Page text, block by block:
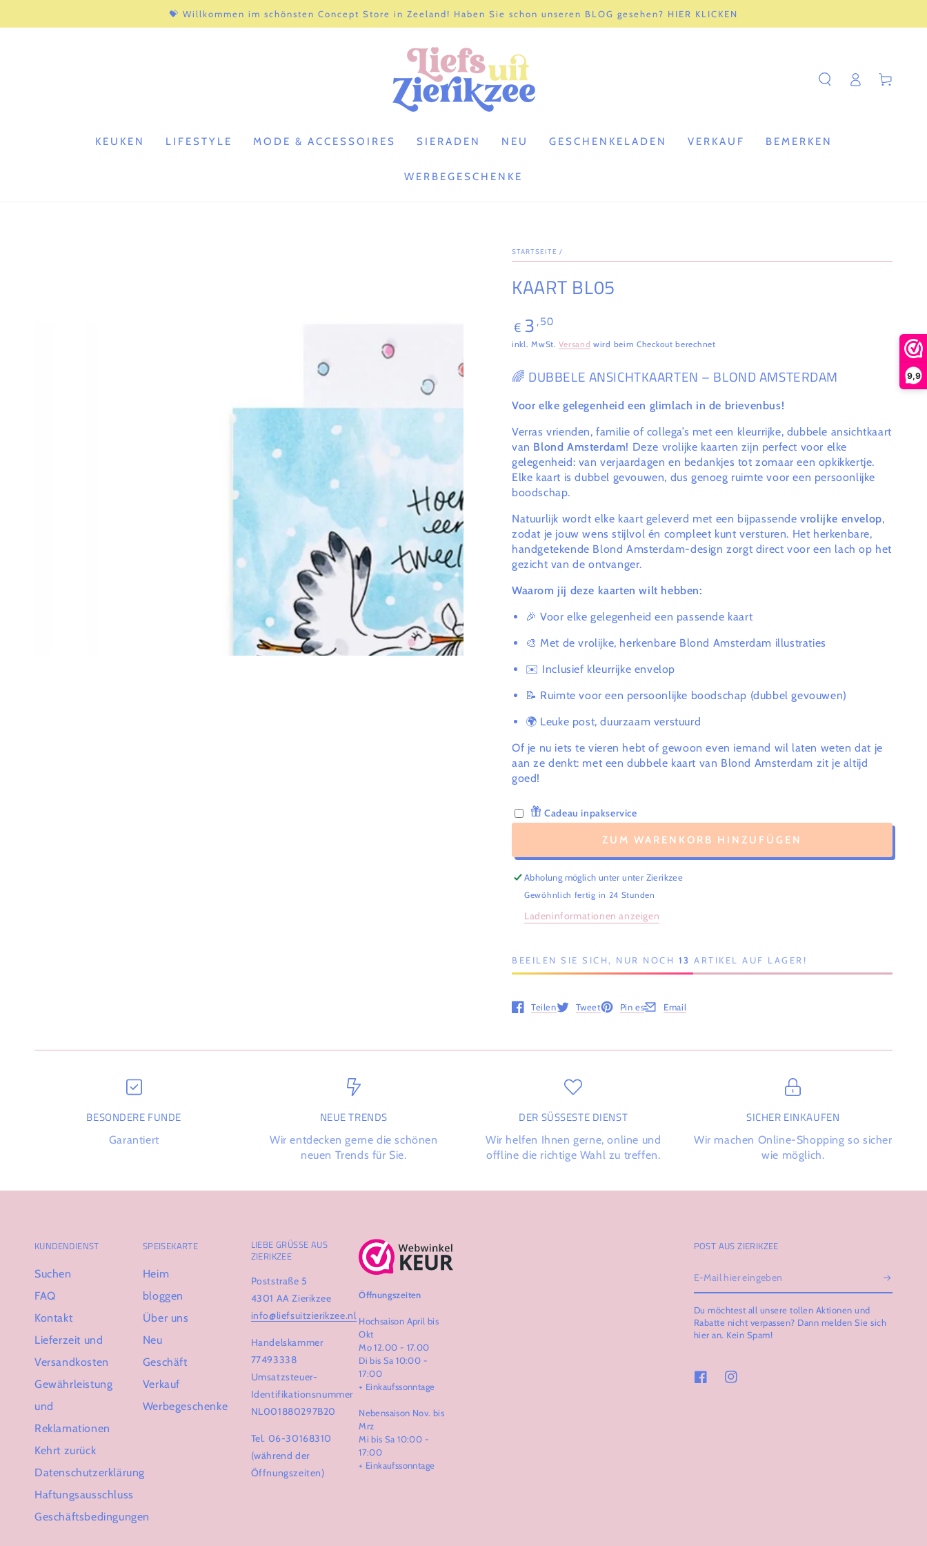
9,9
💝 Willkommen im schönsten Concept Store in Zeeland! Haben Sie schon unseren BLOG gesehen? HIER KLICKEN
KEUKEN LIFESTYLE MODE & ACCESSOIRES SIERADEN NEU GESCHENKELADEN VERKAUF BEMERKEN
WERBEGESCHENKE
EinloggenWarenkorb
STARTSEITE /
KAART BL05
Regulärer
Preis
€ 3,50
inkl. MwSt.Versand wird beim Checkout berechnet
🌈 DUBBELE ANSICHTKAARTEN – BLOND AMSTERDAM
Voor elke gelegenheid een glimlach in de brievenbus!
Verras vrienden, familie of collega’s met een kleurrijke, dubbele ansichtkaart
van Blond Amsterdam! Deze vrolijke kaarten zijn perfect voor elke
gelegenheid: van verjaardagen en bedankjes tot zomaar een opkikkertje.
Elke kaart is dubbel gevouwen, dus genoeg ruimte voor een persoonlijke
boodschap.
Natuurlijk wordt elke kaart geleverd met een bijpassendevrolijke envelop,
zodat je jouw wens stijlvol én compleet kunt versturen. Het herkenbare,
handgetekende Blond Amsterdam-design zorgt direct voor een lach op het
gezicht van de ontvanger.
Waarom jij deze kaarten wilt hebben:
🎉 Voor elke gelegenheid een passende kaart
🎨 Met de vrolijke, herkenbare Blond Amsterdam illustraties
✉️ Inclusief kleurrijke envelop
📝 Ruimte voor een persoonlijke boodschap (dubbel gevouwen)
🌍 Leuke post, duurzaam verstuurd
Of je nu iets te vieren hebt of gewoon even iemand wil laten weten dat je
aan ze denkt: met een dubbele kaart van Blond Amsterdam zit je altijd
goed!
Cadeau inpakservice
ZUM WARENKORB HINZUFÜGEN
Abholung möglich unter unter Zierikzee
Gewöhnlich fertig in 24 Stunden
Ladeninformationen anzeigen
BEEILEN SIE SICH, NUR NOCH 13 ARTIKEL AUF LAGER!
Teilen
Öffnet in einem neuen Fenster.
Tweet
Öffnet in einem neuen Fenster.
Pin es
Öffnet in einem neuen Fenster.
Email
Öffnet in einem neuen Fenster.
BESONDERE FUNDE
Garantiert
NEUE TRENDS
Wir entdecken gerne die schönen
neuen Trends für Sie.
DER SÜSSESTE DIENST
Wir helfen Ihnen gerne, online und
offline die richtige Wahl zu treffen.
SICHER EINKAUFEN
Wir machen Online-Shopping so sicher
wie möglich.
KUNDENDIENST
Suchen
FAQ
Kontakt
Lieferzeit und
Versandkosten
Gewährleistung
und
Reklamationen
Kehrt zurück
Datenschutzerklärung
Haftungsausschluss
Geschäftsbedingungen
SPEISEKARTE
Heim
bloggen
Über uns
Neu
Geschäft
Verkauf
Werbegeschenke
LIEBE GRÜSSE AUS Z
IERIKZEE
Poststraße 5
4301 AA Zierikzee
info@liefsuitzierikzee.nl
Handelskammer
77493338
Umsatzsteuer-
Identifikationsnummer
NL001880297B20
Tel. 06-30168310
(während der
Öffnungszeiten)
Öffnungszeiten
Hochsaison April bis
Okt
Mo 12.00 - 17.00
Di bis Sa 10:00 -
17:00
+ Einkaufssonntage
Nebensaison Nov. bis
Mrz
Mi bis Sa 10:00 -
17:00
+ Einkaufssonntage
POST AUS ZIERIKZEE
E-
Mail
hier
eingeben
Du möchtest all unsere tollen Aktionen und
Rabatte nicht verpassen? Dann melden Sie sich
hier an. Kein Spam!
FacebookInstagram